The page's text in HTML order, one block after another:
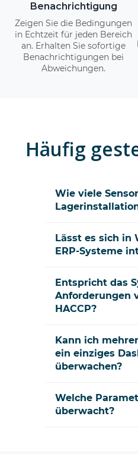
Benachrichtigung
Zeigen Sie die Bedingungen
in Echtzeit für jeden Bereich
an. Erhalten Sie sofortige
Benachrichtigungen bei
Abweichungen.
Häufig
Wie viele
Lässt es sich in
ERP-Systeme
Entspricht das
Anforderungen
HACCP?
Kann ich
ein einziges
überwachen?
Welche
überwacht?